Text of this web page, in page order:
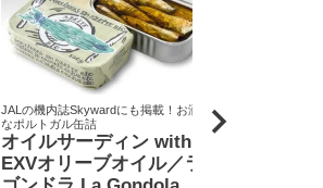
JALの機内誌Skywardにも掲載！お洒落
なポルトガル缶詰
オイルサーディン with
EXVオリーブオイル／ラ